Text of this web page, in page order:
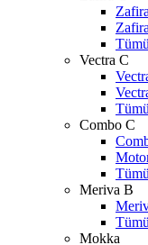
Vectra C
Combo C
Meriva B
Mokka